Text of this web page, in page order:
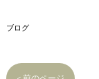
ブログ